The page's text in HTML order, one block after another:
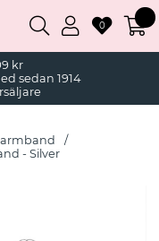
kr
sedan 1914
0
- Silver